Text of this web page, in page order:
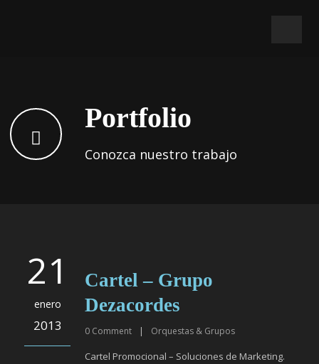
Portfolio
Conozca nuestro trabajo
21
enero
2013
Cartel – Grupo
Dezacordes
0 Comment | Orquestas & Grupos
Cartel Promocional – Soluciones de Marketing.